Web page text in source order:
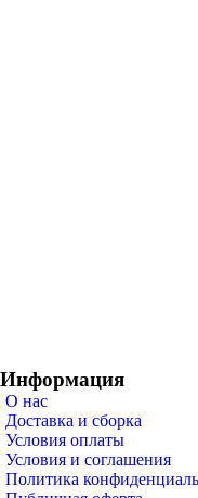
Информация
О нас
Доставка и сборка
Условия оплаты
Условия и соглашения
Политика